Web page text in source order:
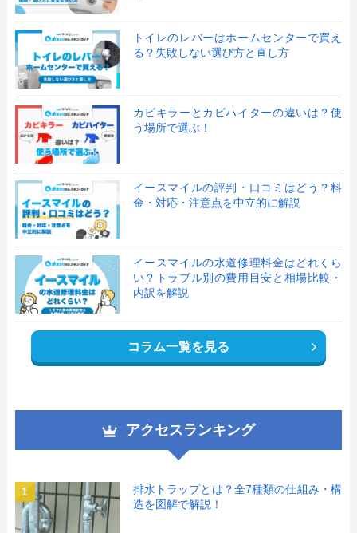
トイレのレバーはホームセンターで買え
る？失敗しない選び方と直し方
カビキラーとカビハイターの違いは？使
う場所で選ぶ！
イースマイルの評判・口コミはどう？料
金・対応・注意点を中立的に解説
イースマイルの水道修理料金はどれくら
い？トラブル別の費用目安と相場比較・
内訳を解説
コラム一覧を見る
アクセスランキング
1
排水トラップとは？全7種類の仕組み・構
造を図解で解説！